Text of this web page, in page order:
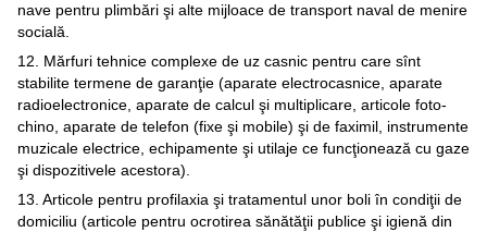
nave pentru plimbări şi alte mijloace de transport naval de menire
socială.
12. Mărfuri tehnice complexe de uz casnic pentru care sînt
stabilite termene de garanţie (aparate electrocasnice, aparate
radioelectronice, aparate de calcul şi multiplicare, articole foto-
chino, aparate de telefon (fixe şi mobile) şi de faximil, instrumente
muzicale electrice, echipamente şi utilaje ce funcţionează cu gaze
şi dispozitivele acestora).
13. Articole pentru profilaxia şi tratamentul unor boli în condiţii de
domiciliu (articole pentru ocrotirea sănătăţii publice şi igienă din